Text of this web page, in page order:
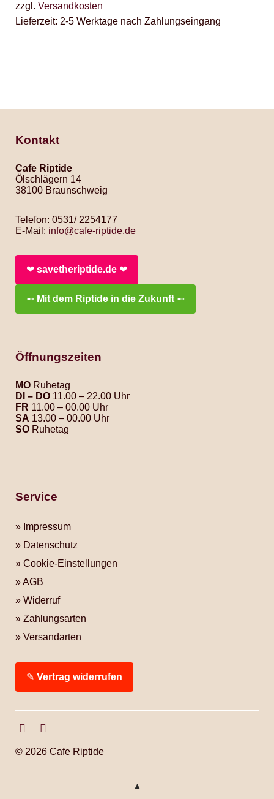
zzgl. Versandkosten
Lieferzeit: 2-5 Werktage nach Zahlungseingang
Kontakt
Cafe Riptide
Ölschlägern 14
38100 Braunschweig
Telefon: 0531/ 2254177
E-Mail: info@cafe-riptide.de
❤︎ savetheriptide.de ❤︎
➸ Mit dem Riptide in die Zukunft ➸
Öffnungszeiten
MO Ruhetag
DI – DO 11.00 – 22.00 Uhr
FR 11.00 – 00.00 Uhr
SA 13.00 – 00.00 Uhr
SO Ruhetag
Service
Impressum
Datenschutz
Cookie-Einstellungen
AGB
Widerruf
Zahlungsarten
Versandarten
✎ Vertrag widerrufen
FacebookInstagram
© 2026 Cafe Riptide